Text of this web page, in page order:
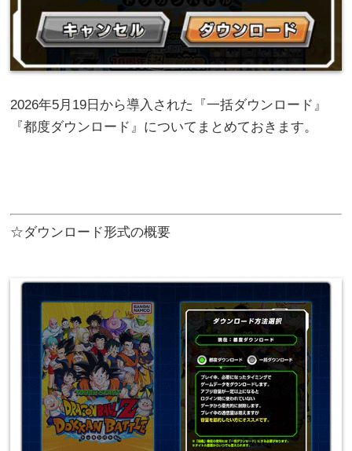
2026年5月19日から導入された『一括ダウンロード』
『都度ダウンロード』についてまとめておきます。
☆ダウンロード形式の概要